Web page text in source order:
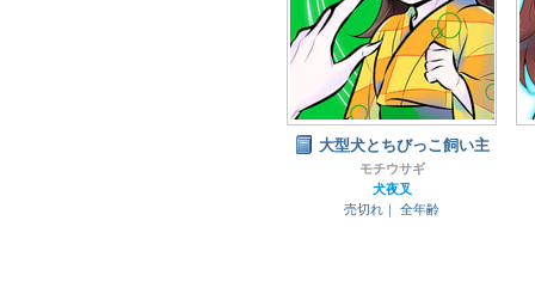
大型犬とちびっこ飼い主
モチウサギ
犬夜叉
売切れ｜
全年齢